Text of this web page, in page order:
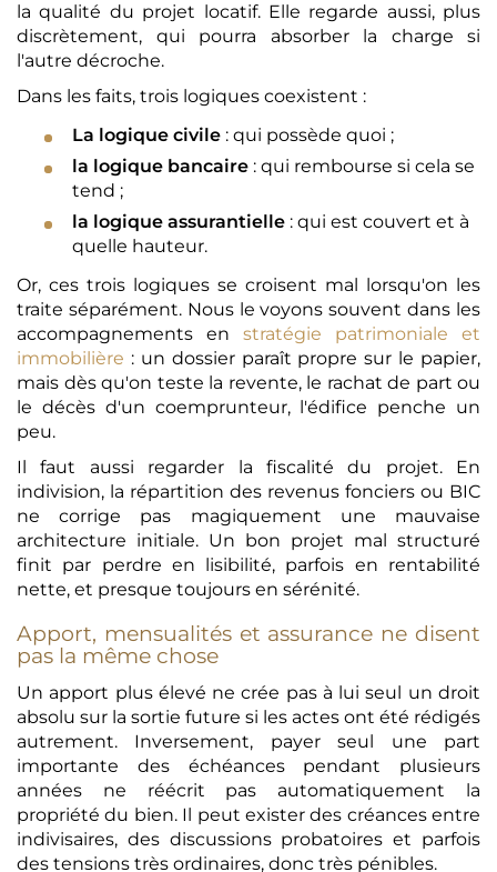
la qualité du projet locatif. Elle regarde aussi, plus
discrètement, qui pourra absorber la charge si
l'autre décroche.
Dans les faits, trois logiques coexistent :
La logique civile : qui possède quoi ;
la logique bancaire : qui rembourse si cela se
tend ;
la logique assurantielle : qui est couvert et à
quelle hauteur.
Or, ces trois logiques se croisent mal lorsqu'on les
traite séparément. Nous le voyons souvent dans les
accompagnements en stratégie patrimoniale et
immobilière : un dossier paraît propre sur le papier,
mais dès qu'on teste la revente, le rachat de part ou
le décès d'un coemprunteur, l'édifice penche un
peu.
Il faut aussi regarder la fiscalité du projet. En
indivision, la répartition des revenus fonciers ou BIC
ne corrige pas magiquement une mauvaise
architecture initiale. Un bon projet mal structuré
finit par perdre en lisibilité, parfois en rentabilité
nette, et presque toujours en sérénité.
Apport, mensualités et assurance ne disent
pas la même chose
Un apport plus élevé ne crée pas à lui seul un droit
absolu sur la sortie future si les actes ont été rédigés
autrement. Inversement, payer seul une part
importante des échéances pendant plusieurs
années ne réécrit pas automatiquement la
propriété du bien. Il peut exister des créances entre
indivisaires, des discussions probatoires et parfois
des tensions très ordinaires, donc très pénibles.